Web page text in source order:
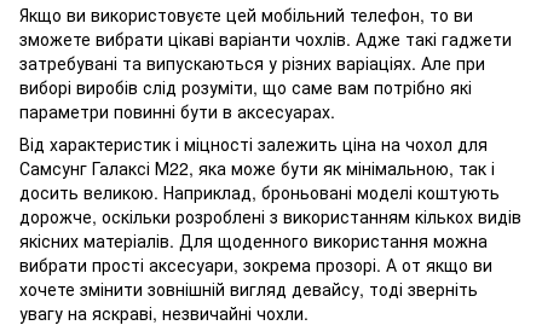
Якщо ви використовуєте цей мобільний телефон, то ви
зможете вибрати цікаві варіанти чохлів. Адже такі гаджети
затребувані та випускаються у різних варіаціях. Але при
виборі виробів слід розуміти, що саме вам потрібно які
параметри повинні бути в аксесуарах.
Від характеристик і міцності залежить ціна на чохол для
Самсунг Галаксі М22, яка може бути як мінімальною, так і
досить великою. Наприклад, броньовані моделі коштують
дорожче, оскільки розроблені з використанням кількох видів
якісних матеріалів. Для щоденного використання можна
вибрати прості аксесуари, зокрема прозорі. А от якщо ви
хочете змінити зовнішній вигляд девайсу, тоді зверніть
увагу на яскраві, незвичайні чохли.